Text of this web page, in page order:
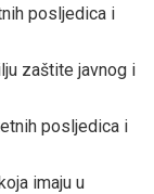
posljedica i
zaštite javnog i
posljedica i
imaju u